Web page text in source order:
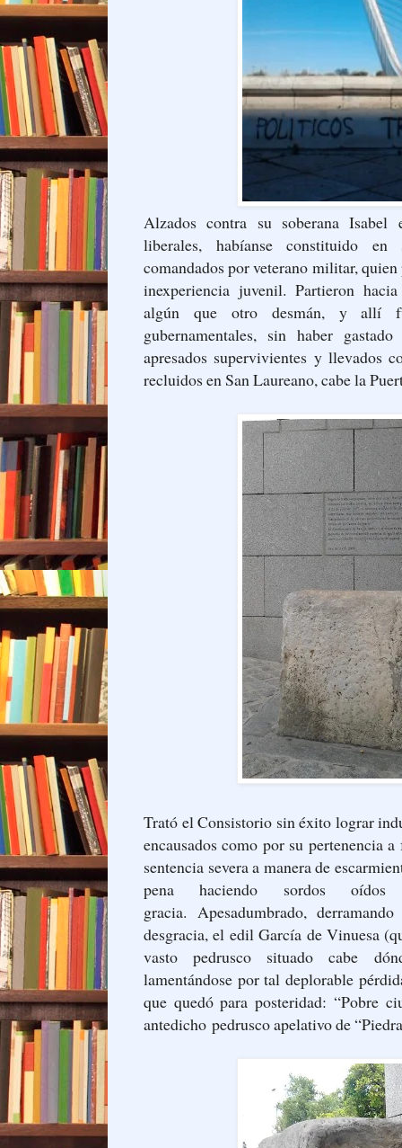
Alzados contra su soberana Isabel
liberales, habíanse constituido
comandados por veterano militar, quien
inexperiencia juvenil. Partieron
algún que otro desmán, y allí
gubernamentales, sin haber
apresados supervivientes y llevados
recluidos en San Laureano, cabe la
Trató el Consistorio sin éxito lograr
encausados como por su pertenencia
sentencia severa a manera de
pena haciendo sordos
gracia. Apesadumbrado,
desgracia, el edil García de Vinuesa
vasto pedrusco situado cabe
lamentándose por tal deplorable
que quedó para posteridad: “Pobre
antedicho pedrusco apelativo de